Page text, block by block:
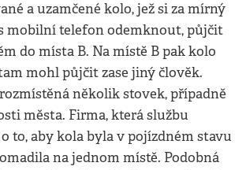
a uzamčené kolo, jež si za mírný
mobilní telefon odemknout, půjčit
do místa B. Na místě B pak kolo
mohl půjčit zase jiný člověk.
několik stovek, případně
města. Firma, která službu
to, aby kola byla v pojízdném stavu
na jednom místě. Podobná